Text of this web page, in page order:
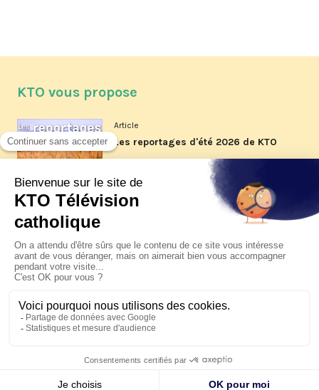
KTO vous propose
Article
Les reportages d'été 2026 de KTO
La visite pastorale du pape Léon
XIV à Assise à suivre sur KTO le
Article
© KTO 2026 —Contact—Mentions légales